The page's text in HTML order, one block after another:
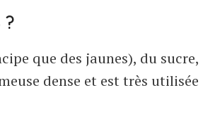
?
que des jaunes), du sucre,
dense et est très utilisée